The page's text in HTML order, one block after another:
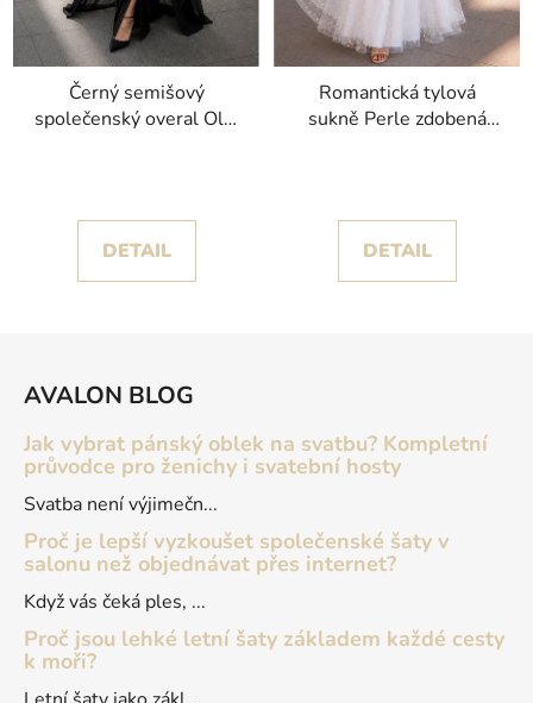
Černý semišový
společenský overal Olaf
DETAIL
Romantická tylová
sukně Perle zdobená
DETAIL
AVALON BLOG
Jak vybrat pánský oblek na svatbu? Kompletní
průvodce pro ženichy i svatební hosty
Svatba není výjimečn...
Proč je lepší vyzkoušet společenské šaty v
salonu než objednávat přes internet?
Když vás čeká ples, ...
Proč jsou lehké letní šaty základem každé cesty
k moři?